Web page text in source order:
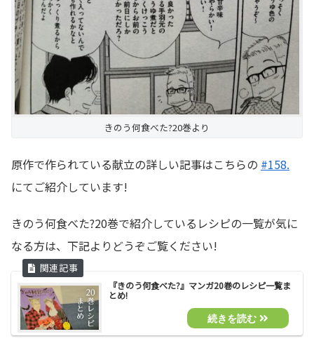
きのう何食べた?20巻より
原作で作られている献立の詳しい記事はこちらの #158.
にてご紹介しています!
きのう何食べた?20巻で紹介しているレシピの一覧が気に
なる方は、下記よりどうぞご覧ください!
『きのう何食べた?』マンガ20巻のレシピ一覧ま
とめ!